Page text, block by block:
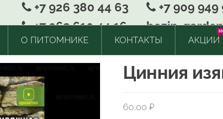
+7 926 380 44 63
+7 963 610 44 16
+7 909 949
bozin-
О ПИТОМНИКЕ КОНТАКТЫ АКЦИИ
Цинния
60,00 ₽